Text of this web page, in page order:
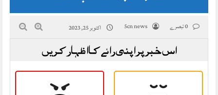
5cn news اکتوبر 25, 2023
اس خبر پر اپنی رائے کا اظہار کریں